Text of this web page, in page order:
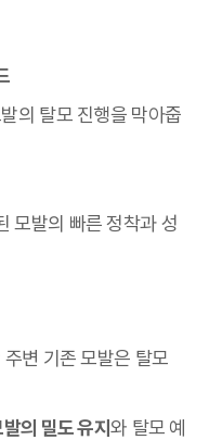
의 탈모 진행을 막아줍
모발의 빠른 정착과 성
변 기존 모발은 탈모
의 밀도 유지와 탈모 예